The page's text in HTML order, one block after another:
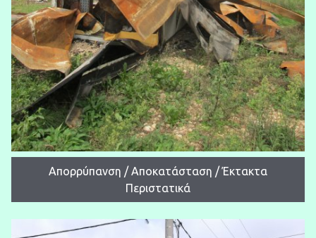
Απορρύπανση / Αποκατάσταση / Έκτακτα
Περιστατικά